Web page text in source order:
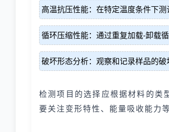
高温抗压性能：在特定温度条件下
循环压缩性能：通过重复加载-卸载
破坏形态分析：观察和记录样品的
检测项目的选择应根据材料的类
要关注变形特性、能量吸收能力等